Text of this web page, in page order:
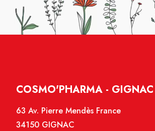
COSMO'PHARMA - GIGNAC
63 Av. Pierre Mendès France
34150 GIGNAC